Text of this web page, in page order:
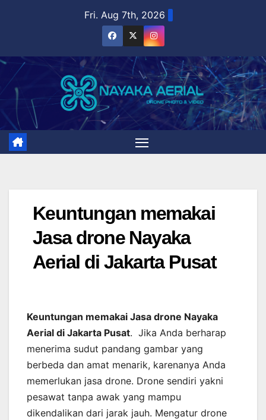
Fri. Aug 7th, 2026
Keuntungan memakai
Jasa drone Nayaka
Aerial di Jakarta Pusat
Keuntungan memakai Jasa drone Nayaka
Aerial di Jakarta Pusat. Jika Anda berharap
menerima sudut pandang gambar yang
berbeda dan amat menarik, karenanya Anda
memerlukan jasa drone. Drone sendiri yakni
pesawat tanpa awak yang mampu
dikendalikan dari jarak jauh. Mengatur drone